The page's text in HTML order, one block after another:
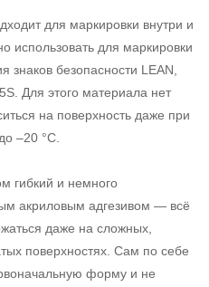
для маркировки внутри и
для маркировки
знаков безопасности LEAN,
Для этого материала нет
на поверхность даже при
–20 °С.
гибкий и немного
акриловым адгезивом — всё
даже на сложных,
поверхностях. Сам по себе
форму и не